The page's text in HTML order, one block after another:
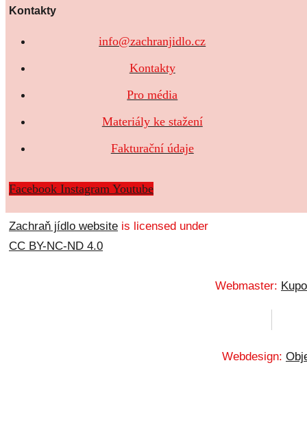
Kontakty
info@zachranjidlo.cz
Kontakty
Pro média
Materiály ke stažení
Fakturační údaje
Facebook Instagram Youtube
Zachraň jídlo website is licensed under
CC BY-NC-ND 4.0
Webmaster:
Webdesign: